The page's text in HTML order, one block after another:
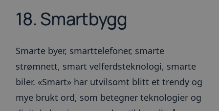
18. Smartbygg
Smarte byer, smarttelefoner, smarte
strømnett, smart velferdsteknologi, smarte
biler. «Smart» har utvilsomt blitt et trendy og
mye brukt ord, som betegner teknologier og